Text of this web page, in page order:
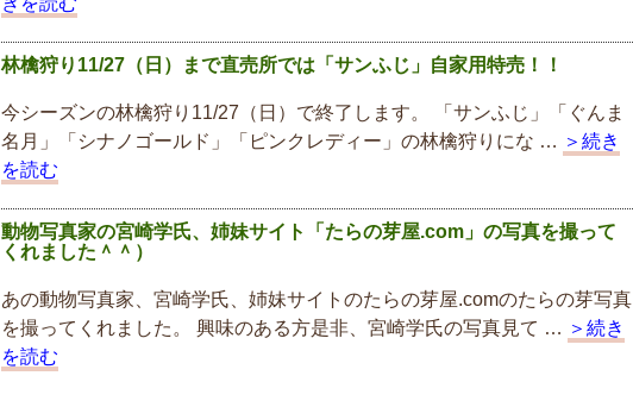
林檎狩り11/27（日）まで直売所では「サンふじ」自家用特売！！
今シーズンの林檎狩り11/27（日）で終了します。 「サンふじ」「ぐんま
名月」「シナノゴールド」「ピンクレディー」の林檎狩りにな … ＞続き
を読む
動物写真家の宮崎学氏、姉妹サイト「たらの芽屋.com」の写真を撮って
くれました＾＾）
あの動物写真家、宮崎学氏、姉妹サイトのたらの芽屋.comのたらの芽写真
を撮ってくれました。 興味のある方是非、宮崎学氏の写真見て … ＞続き
を読む